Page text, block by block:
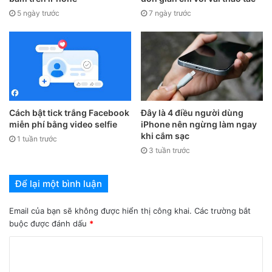
5 ngày trước 7 ngày trước
Cách bật tick trắng Facebook
miễn phí bằng video selfie
1 tuần trước
Đây là 4 điều người dùng
iPhone nên ngừng làm ngay
khi cắm sạc
3 tuần trước
Để lại một bình luận
Email của bạn sẽ không được hiển thị công khai. Các trường bắt
buộc được đánh dấu *